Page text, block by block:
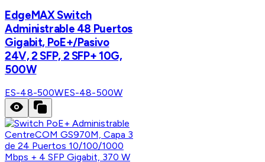
EdgeMAX Switch
Administrable 48 Puertos
Gigabit, PoE+/Pasivo
24V, 2 SFP, 2 SFP+ 10G,
500W
ES-48-500WES-48-500W